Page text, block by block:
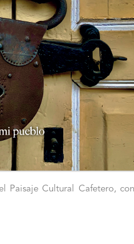
Cultural Cafetero,